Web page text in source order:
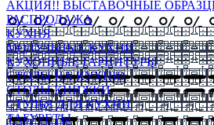
АКЦИЯ!! ВЫСТАВОЧНЫЕ
РАСПРОДАЖА
КУХНЯ
МОДУЛЬНЫЕ КУХНИ
КУХОННЫЕ ГАРНИТУРЫ
СТОЛЫ НА КУХНЮ
СТОЛЫ КНИЖКИ
СТУЛЬЯ ДЛЯ КУХНИ
ТАБУРЕТЫ